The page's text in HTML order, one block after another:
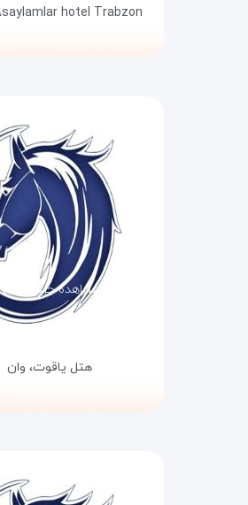
saylamlar hotel Trabzon،
مشاهده جزئیات
هتل یاقوت، وان